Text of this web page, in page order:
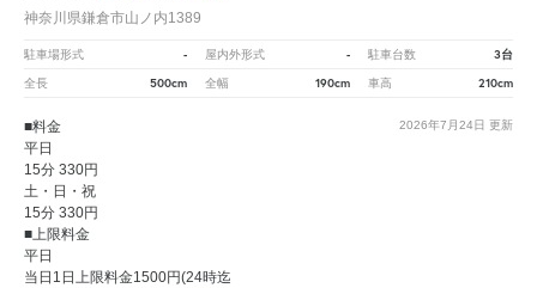
神奈川県鎌倉市山ノ内1389
駐車場形式 - 屋内外形式 - 駐車台数 3台
全長 500cm 全幅 190cm 車高 210cm
2026年7月24日 更新
■料金
平日
15分 330円
土・日・祝
15分 330円
■上限料金
平日
当日1日上限料金1500円(24時迄